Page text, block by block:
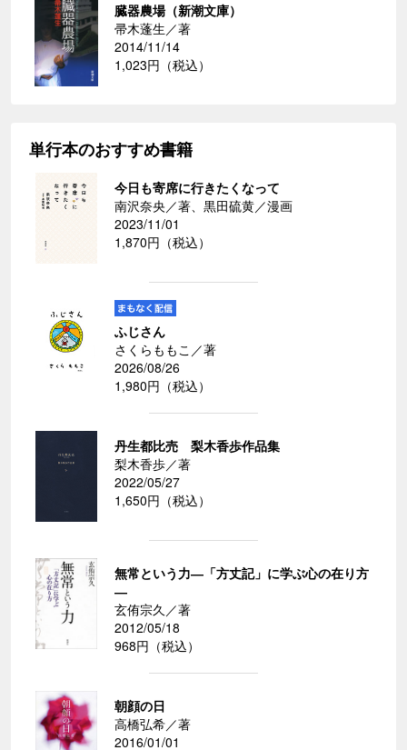
臓器農場（新潮文庫）
帚木蓬生／著
2014/11/14
1,023円（税込）
単行本のおすすめ書籍
今日も寄席に行きたくなって
南沢奈央／著、黒田硫黄／漫画
2023/11/01
1,870円（税込）
ふじさん
さくらももこ／著
2026/08/26
1,980円（税込）
丹生都比売 梨木香歩作品集
梨木香歩／著
2022/05/27
1,650円（税込）
無常という力―「方丈記」に学ぶ心の在り方
―
玄侑宗久／著
2012/05/18
968円（税込）
朝顔の日
高橋弘希／著
2016/01/01